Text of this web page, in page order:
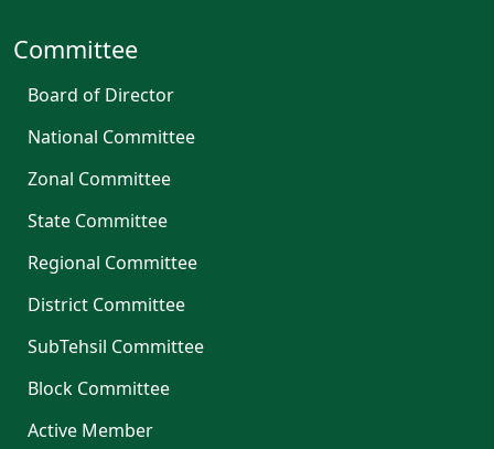
Committee
Board of Director
National Committee
Zonal Committee
State Committee
Regional Committee
District Committee
SubTehsil Committee
Block Committee
Active Member